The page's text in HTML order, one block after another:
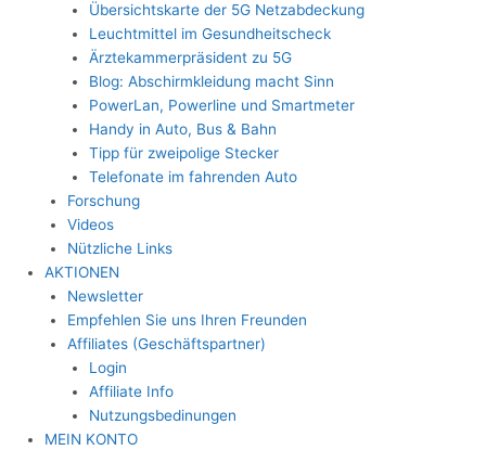
Übersichtskarte der 5G Netzabdeckung
Leuchtmittel im Gesundheitscheck
Ärztekammerpräsident zu 5G
Blog: Abschirmkleidung macht Sinn
PowerLan, Powerline und Smartmeter
Handy in Auto, Bus & Bahn
Tipp für zweipolige Stecker
Telefonate im fahrenden Auto
Forschung
Videos
Nützliche Links
AKTIONEN
Newsletter
Empfehlen Sie uns Ihren Freunden
Affiliates (Geschäftspartner)
Login
Affiliate Info
Nutzungsbedinungen
MEIN KONTO